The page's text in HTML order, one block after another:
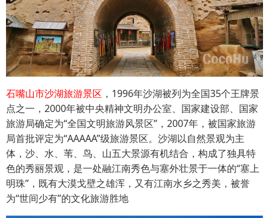
石嘴山市沙湖旅游景区 ，1996年沙湖被列为全国35个王牌景
点之一，2000年被中央精神文明办公室、国家建设部、国家
旅游局确定为“全国文明旅游风景区”，2007年，被国家旅游
局首批评定为“AAAAA”级旅游景区。沙湖以自然景观为主
体，沙、水、苇、鸟、山五大景源有机结合，构成了独具特
色的秀丽景观，是一处融江南秀色与塞外壮景于一体的“塞上
明珠”，既有大漠戈壁之雄浑，又有江南水乡之秀美，被誉
为“世间少有”的文化旅游胜地